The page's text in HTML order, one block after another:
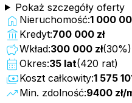
Pokaż szczegóły oferty
home Nieruchomość:1 000
account_balance Kredyt:700 000 zł
savingsWkład:300 000 zł(30%)
calendar_month Okres:35 lat(420 rat)
paymentsKoszt całkowity:1 575
trending_up Min. zdolność:9400 zł/